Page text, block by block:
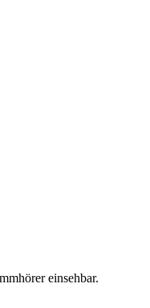
einsehbar.